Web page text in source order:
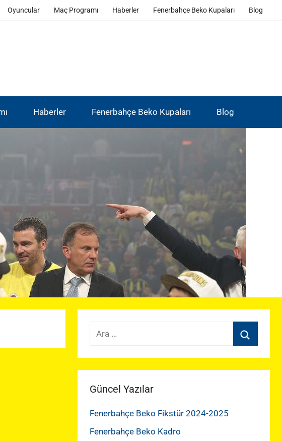
Oyuncular Maç Programı Haberler Fenerbahçe Beko Kupaları Blog
Haberler Fenerbahçe Beko Kupaları Blog
Arama:
Güncel Yazılar
Fenerbahçe Beko Fikstür 2024-2025
Fenerbahçe Beko Kadro